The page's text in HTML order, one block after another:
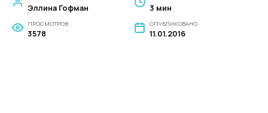
Эллина Гофман 3 мин
ПРОСМОТРОВ
3578
ОПУБЛИКОВАНО
11.01.2016